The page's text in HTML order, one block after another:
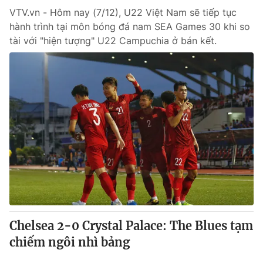
VTV.vn - Hôm nay (7/12), U22 Việt Nam sẽ tiếp tục
hành trình tại môn bóng đá nam SEA Games 30 khi so
tài với "hiện tượng" U22 Campuchia ở bán kết.
Chelsea 2-0 Crystal Palace: The Blues tạm
chiếm ngôi nhì bảng